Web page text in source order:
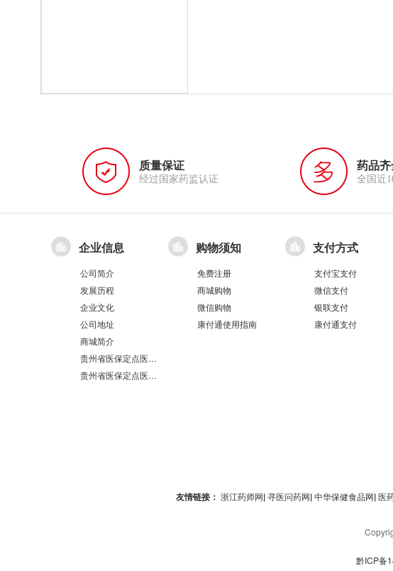
质量保证
经过国家药监认证
药品齐
全国近
企业信息
公司简介
发展历程
企业文化
公司地址
商城简介
贵州省医保定点医疗机构医保服务情况表（第551分店）
贵州省医保定点医疗机构医保服务情况表（第100分店）
购物须知
免费注册
商城购物
微信购物
康付通使用指南
支付方式
支付宝支付
微信支付
银联支付
康付通支付
友情链接： 浙江药师网| 寻医问药网| 中华保健食品网| 医
黔ICP备